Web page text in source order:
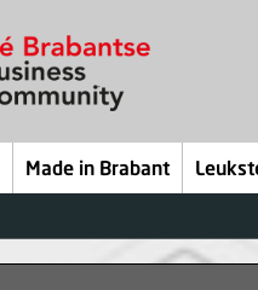
Made in Brabant